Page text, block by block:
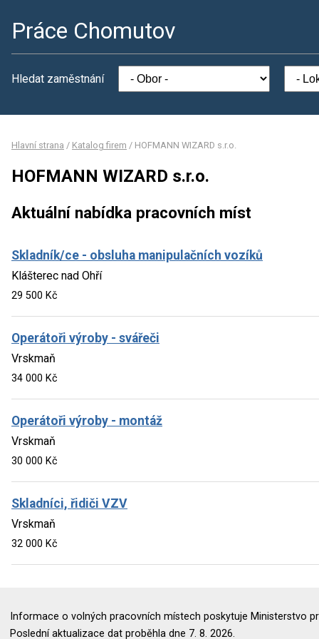
Práce Chomutov
Hledat zaměstnání
Hlavní strana / Katalog firem / HOFMANN WIZARD s.r.o.
HOFMANN WIZARD s.r.o.
Aktuální nabídka pracovních míst
Skladník/ce - obsluha manipulačních vozíků
Klášterec nad Ohří
29 500 Kč
Operátoři výroby - svářeči
Vrskmaň
34 000 Kč
Operátoři výroby - montáž
Vrskmaň
30 000 Kč
Skladníci, řidiči VZV
Vrskmaň
32 000 Kč
Informace o volných pracovních místech poskytuje Ministerstvo
Poslední aktualizace dat proběhla dne 7. 8. 2026.